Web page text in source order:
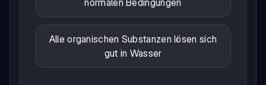
normalen Bedingungen
Alle organischen Substanzen lösen sich
gut in Wasser